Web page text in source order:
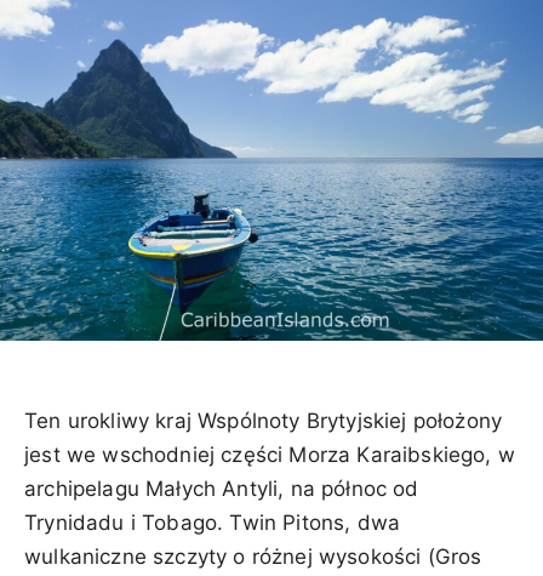
Ten urokliwy kraj Wspólnoty Brytyjskiej położony
jest we wschodniej części Morza Karaibskiego, w
archipelagu Małych Antyli, na północ od
Trynidadu i Tobago. Twin Pitons, dwa
wulkaniczne szczyty o różnej wysokości (Gros